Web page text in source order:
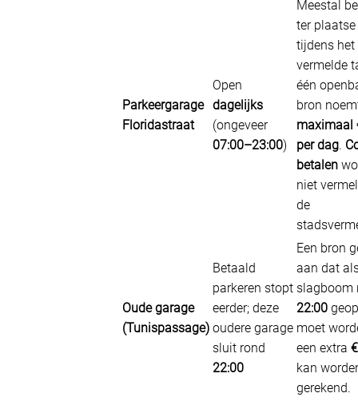
Parkeergarage
Floridastraat
Open
dagelijks
(ongeveer
07:00–23:00)
Meestal
ter plaatse
tijdens het
vermelde
één
bron
maximaal
per dag.
betalen
niet
de
Oude garage
(Tunispassage)
Betaald
parkeren stopt
eerder; deze
oudere garage
sluit rond
22:00
Een bron
aan dat
slagboom
22:00
moet
een extra
kan
gerekend.